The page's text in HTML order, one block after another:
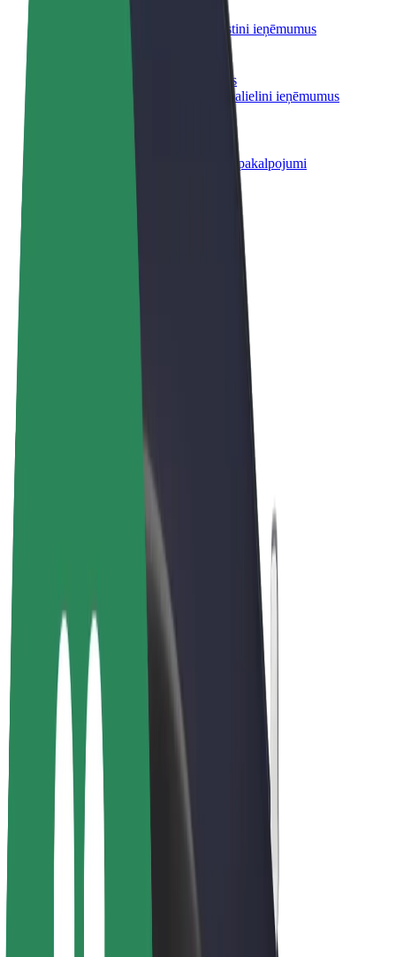
Sasniedz vairāk klientu un paaugstini ieņēmumus
Reģistrējies kā autoparka īpašnieks
Pievieno savu autoparku Bolt un palielini ieņēmumus
Bolt for Business
Tavam uzņēmumam pielāgoti Bolt pakalpojumi
E-velosipēdi
Bolt Plus
Gūsti ieņēmumus ar Bolt
Autovadītāji
Autovadītāja ieņēmumi
Kurjeri
Kurjerpartnera ieņēmumi
Bolt Food tirgotāji